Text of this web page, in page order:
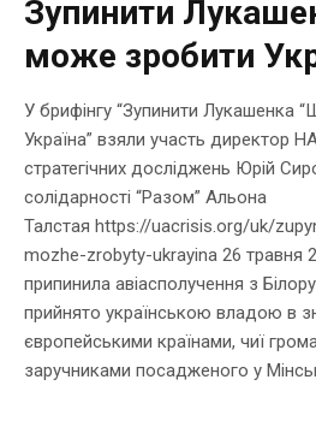
Зупинити
може зробити
У брифінгу “Зупинити Лукашенка
Україна” взяли участь директор
стратегічних досліджень Юрій
солідарності “Разом” Альона
Талстая https://uacrisis.org/uk/
mozhe-zrobyty-ukrayina 26 травня
припинила авіасполучення з
прийнято українською владою в
європейськими країнами, чиї
заручниками посадженого у